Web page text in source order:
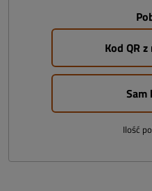
Kod QR
Sam
Ilość